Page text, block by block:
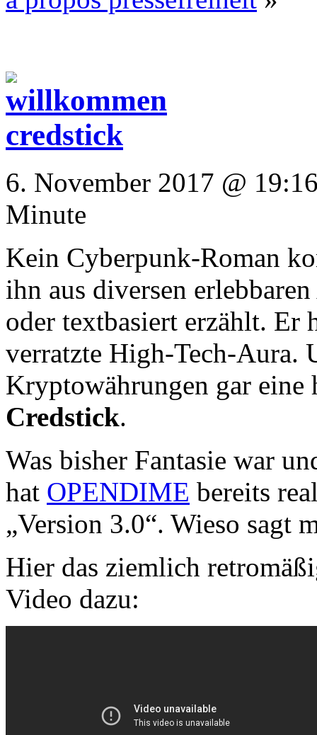
6. November 2017 @
Minute
Kein Cyberpunk-Roman
ihn aus diversen
oder textbasiert erzählt. Er
verratzte High-Tech-Aura.
Kryptowährungen gar eine
Credstick.
Was bisher Fantasie war
hat OPENDIME bereits
„Version 3.0“. Wieso sagt
Hier das ziemlich
Video dazu: